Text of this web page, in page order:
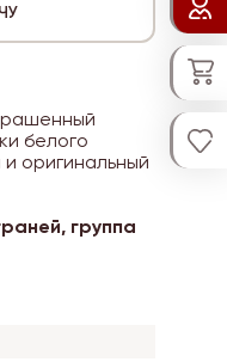
белого
оригинальный
группа